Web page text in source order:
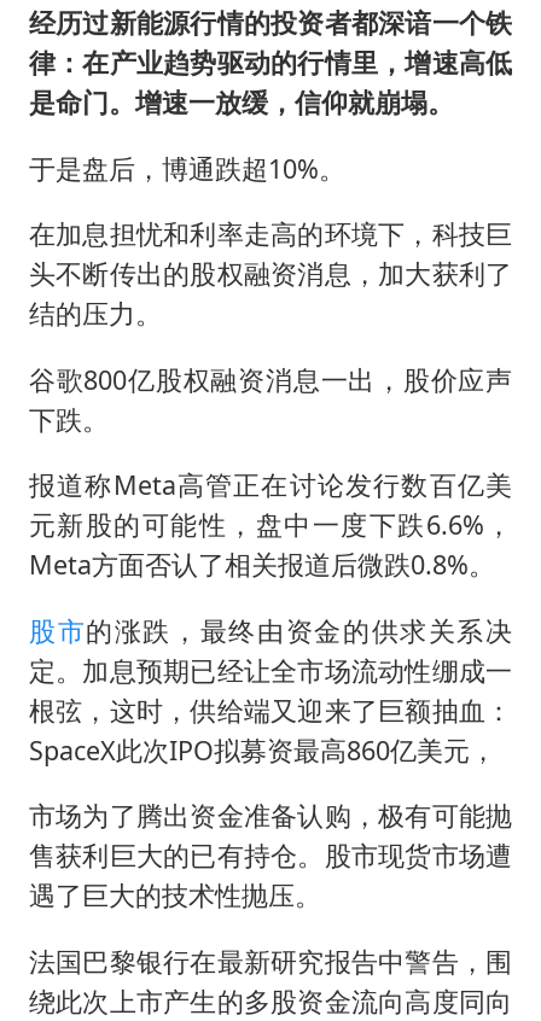
经历过新能源行情的投资者都深谙一个铁
律：在产业趋势驱动的行情里，增速高低
是命门。增速一放缓，信仰就崩塌。
于是盘后，博通跌超10%。
在加息担忧和利率走高的环境下，科技巨
头不断传出的股权融资消息，加大获利了
结的压力。
谷歌800亿股权融资消息一出，股价应声
下跌。
报道称Meta高管正在讨论发行数百亿美
元新股的可能性，盘中一度下跌6.6%，
Meta方面否认了相关报道后微跌0.8%。
股市的涨跌，最终由资金的供求关系决
定。加息预期已经让全市场流动性绷成一
根弦，这时，供给端又迎来了巨额抽血：
SpaceX此次IPO拟募资最高860亿美元，
市场为了腾出资金准备认购，极有可能抛
售获利巨大的已有持仓。股市现货市场遭
遇了巨大的技术性抛压。
法国巴黎银行在最新研究报告中警告，围
绕此次上市产生的多股资金流向高度同向